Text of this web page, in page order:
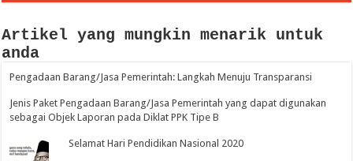
Artikel yang mungkin menarik untuk
anda
Pengadaan Barang/Jasa Pemerintah: Langkah Menuju Transparansi
Jenis Paket Pengadaan Barang/Jasa Pemerintah yang dapat digunakan
sebagai Objek Laporan pada Diklat PPK Tipe B
Selamat Hari Pendidikan Nasional 2020